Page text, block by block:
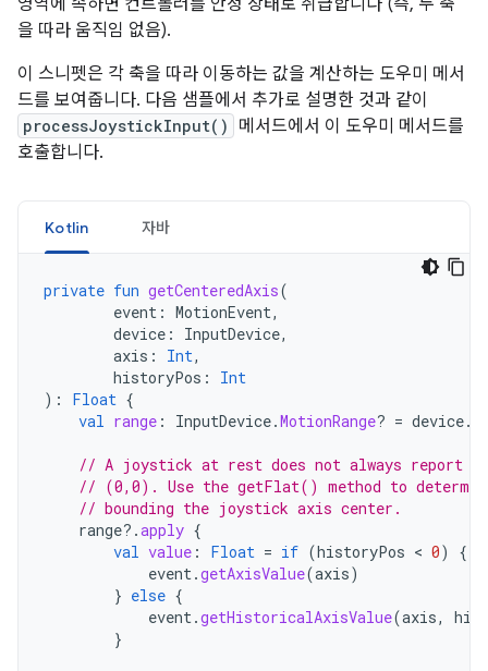
영역에 속하면 컨트롤러를 안정 상태로 취급합니다 (즉, 두 축
을 따라 움직임 없음).
이 스니펫은 각 축을 따라 이동하는 값을 계산하는 도우미 메서
드를 보여줍니다. 다음 샘플에서 추가로 설명한 것과 같이
processJoystickInput()
메서드에서 이 도우미 메서드를
호출합니다.
Kotlin 자바
private fun getCenteredAxis(
event : MotionEvent,
device : InputDevice,
axis : Int,
historyPos :
Int
):
Float {
val range : InputDevice.MotionRange? = device.
// A joystick at rest does not always report
// (0,0). Use the getFlat() method to
// bounding the joystick axis center.
range?.apply {
val value : Float = if (historyPos < 0)
{
event.getAxisValue(axis)
} else {
event.getHistoricalAxisValue(axis,
}